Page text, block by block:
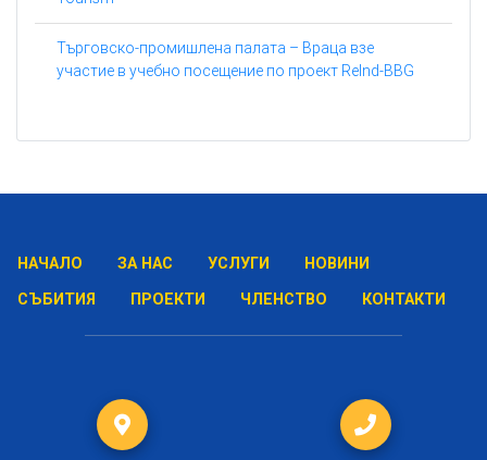
Търговско-промишлена палата – Враца взе
участие в учебно посещение по проект ReInd-BBG
НАЧАЛО ЗА НАС УСЛУГИ
НОВИНИ
СЪБИТИЯ
ПРОЕКТИ ЧЛЕНСТВО КОНТАКТИ